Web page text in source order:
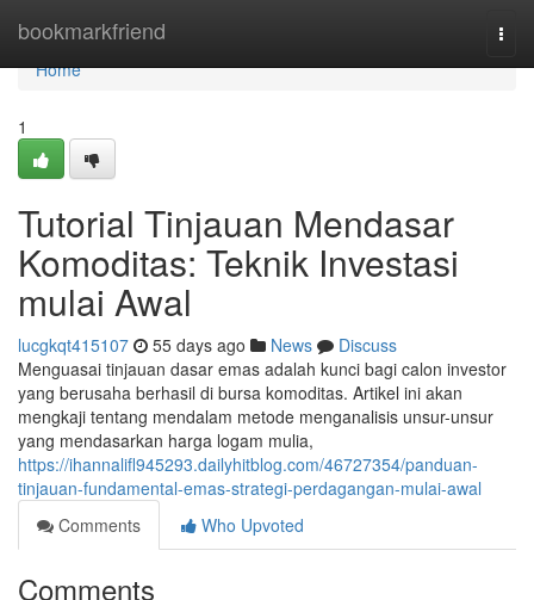
bookmarkfriend
Home
Home
1
Tutorial Tinjauan Mendasar
Komoditas: Teknik Investasi
mulai Awal
lucgkqt415107 55 days ago News
Discuss
Menguasai tinjauan dasar emas adalah kunci bagi calon investor
yang berusaha berhasil di bursa komoditas. Artikel ini akan
mengkaji tentang mendalam metode menganalisis unsur-unsur
yang mendasarkan harga logam mulia,
https://ihannalifl945293.dailyhitblog.com/46727354/panduan-
tinjauan-fundamental-emas-strategi-perdagangan-mulai-awal
Comments
Who Upvoted
Comments